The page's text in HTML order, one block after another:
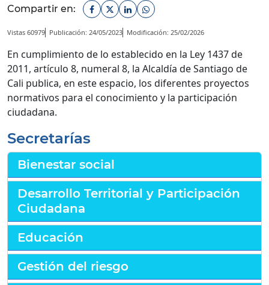
Compartir en: Facebook
TwitterLinkedinWhatsapp
Vistas 60979 Publicación: 24/05/2023 Modificación: 25/02/2026
En cumplimiento de lo establecido en la Ley 1437 de
2011, artículo 8, numeral 8, la Alcaldía de Santiago de
Cali publica, en este espacio, los diferentes proyectos
normativos para el conocimiento y la participación
ciudadana.
Secretarías
Bienestar social
Desarrollo Territorial y Participación
Ciudadana
Educación
Gestión del riesgo